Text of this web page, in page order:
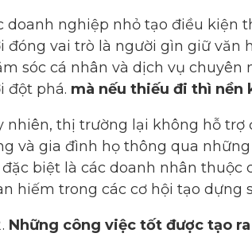
doanh nghiệp nhỏ tạo điều kiện
đóng vai trò là người gìn giữ văn
sóc cá nhân và dịch vụ
đột phá. mà nếu thiếu đi thì nền
nhiên, thị trường lại không hỗ trợ
và gia đình họ thông qua
đặc biệt là các doanh nhân thuộc
hiếm trong các cơ hội tạo dựng
Những công việc tốt được tạo